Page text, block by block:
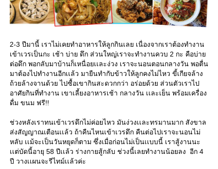
2-3 ปีมานี้ เราไม่เคยทำอาหารให้ลูกกินเลย เนื่องจากเราต้องทำงาน
เข้าเวรเป็นกะ เช้า บ่าย ดึก ส่วนใหญ่เราจะทำงานควบ 2 กะ คือบ่าย
ต่อดึก พอกลับมาบ้านก็เหนื่อยเเละง่วง เราจะนอนตอนกลางวัน พอตื่น
มาต้องไปทำงานอีกเเล้ว มายืนทำกับข้าวให้ลูกคงไม่ไหว ขี้เกียจล้าง
ถ้วยล้างจานด้วย ไปซื้อเขากินสะดวกกว่า อร่อยด้วย ส่วนตัวเราไป
อาศัยกินที่ทำงาน เขาเลี้ยงอาหารเช้า กลางวัน เเละเย็น พร้อมเครื่อง
ดื่ม ขนม ฟรี!!
ช่วงหลังเราทนเข้าเวรดึกไม่ค่อยไหว มันง่วงเเละทรมานมาก สังขาล
ส่งสัญญาณเตือนเเล้ว ถ้าคืนไหนเข้าเวรดึก คืนต่อไปเราจะนอนไม่
หลับ เเม้จะเป็นวันหยุดก็ตาม ซึ่งเมื่อก่อนไม่เป็นเเบบนี้ เราสู้งานนะ
เเต่บัดนี้อายุ 58 ปีเเล้ว ร่างกายสู้กลับ ช่วงนี้เลยทำงานน้อยลง อีก 4
ปี วางเเผนจะรีไทม์เเล้วค่ะ